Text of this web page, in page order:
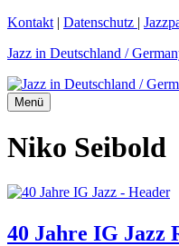
Zum
springen
Kontakt | Datenschutz |
Jazz in Deutschland /
Menü
Niko Seibold
40 Jahre IG Jazz